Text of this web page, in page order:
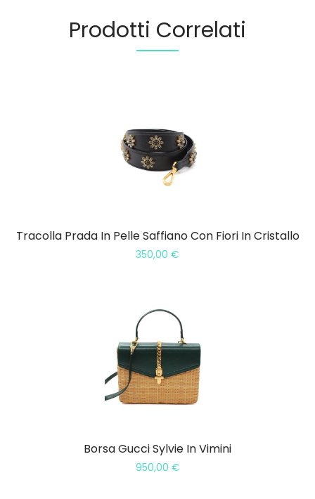
Prodotti Correlati
Tracolla Prada In Pelle Saffiano Con Fiori In Cristallo
350,00 €
Borsa Gucci Sylvie In Vimini
950,00 €